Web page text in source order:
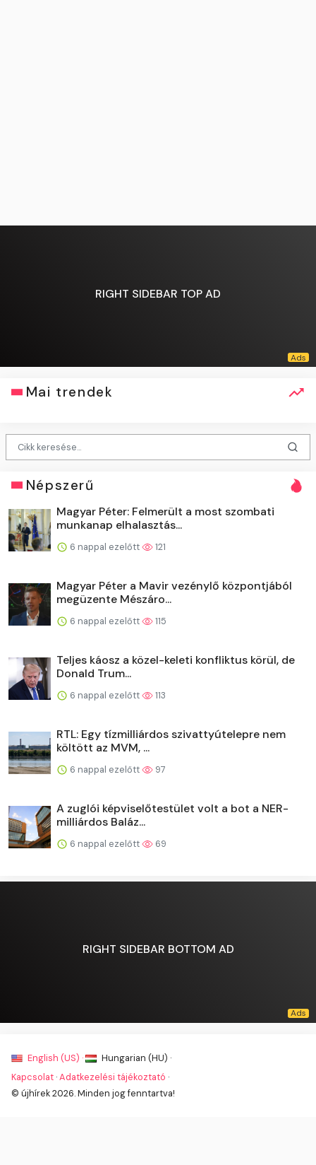
RIGHT SIDEBAR TOP AD
Mai trendek
Népszerű
Magyar Péter: Felmerült a most szombati
munkanap elhalasztás...
6 nappal ezelőtt 121
Magyar Péter a Mavir vezénylő központjából
megüzente Mészáro...
6 nappal ezelőtt 115
Teljes káosz a közel-keleti konfliktus körül, de
Donald Trum...
6 nappal ezelőtt 113
RTL: Egy tízmilliárdos szivattyútelepre nem
költött az MVM, ...
6 nappal ezelőtt 97
A zuglói képviselőtestület volt a bot a NER-
milliárdos Baláz...
6 nappal ezelőtt 69
RIGHT SIDEBAR BOTTOM AD
English (US) ·
Hungarian (HU) ·
Kapcsolat ·Adatkezelési tájékoztató ·
© újhírek 2026. Minden jog fenntartva!